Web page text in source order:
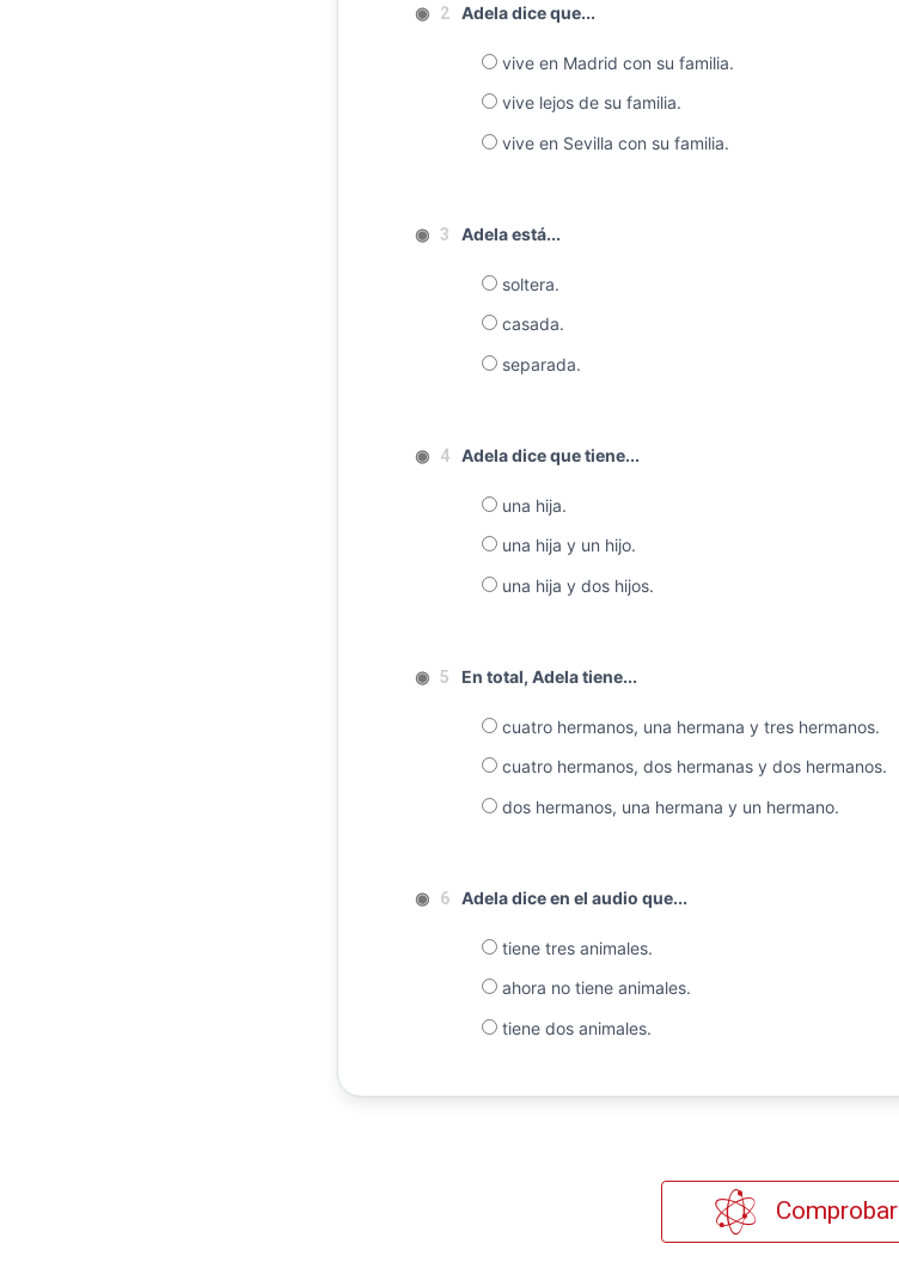
◉ 2 Adela dice que...
vive en Madrid con su familia.
vive lejos de su familia.
vive en Sevilla con su familia.
◉ 3 Adela está...
soltera.
casada.
separada.
◉ 4 Adela dice que tiene...
una hija.
una hija y un hijo.
una hija y dos hijos.
◉ 5 En total, Adela tiene...
cuatro hermanos, una hermana y tres hermanos.
cuatro hermanos, dos hermanas y dos hermanos.
dos hermanos, una hermana y un hermano.
◉ 6 Adela dice en el audio que...
tiene tres animales.
ahora no tiene animales.
tiene dos animales.
Comprobar